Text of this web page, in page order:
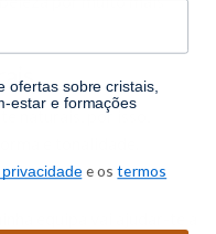
naturais, por isso,
ofertas sobre cristais,
estar e formações
e ostermos